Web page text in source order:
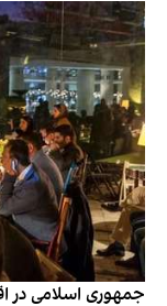
جمهوری اسلامی در